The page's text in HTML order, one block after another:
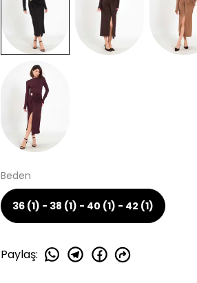
Beden
36 (1) - 38 (1) - 40 (1) - 42 (1)
Paylaş: